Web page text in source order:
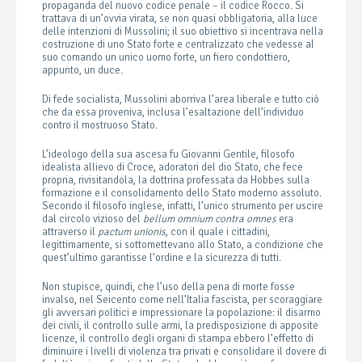
propaganda del nuovo codice penale – il codice Rocco. Si
trattava di un’ovvia virata, se non quasi obbligatoria, alla luce
delle intenzioni di Mussolini; il suo obiettivo si incentrava nella
costruzione di uno Stato forte e centralizzato che vedesse al
suo comando un unico uomo forte, un fiero condottiero,
appunto, un duce.
Di fede socialista, Mussolini aborriva l’area liberale e tutto ciò
che da essa proveniva, inclusa l’esaltazione dell’individuo
contro il mostruoso Stato.
L’ideologo della sua ascesa fu Giovanni Gentile, filosofo
idealista allievo di Croce, adoratori del dio Stato, che fece
propria, rivisitandola, la dottrina professata da Hobbes sulla
formazione e il consolidamento dello Stato moderno assoluto.
Secondo il filosofo inglese, infatti, l’unico strumento per uscire
dal circolo vizioso del bellum omnium contra omnes era
attraverso il pactum unionis, con il quale i cittadini,
legittimamente, si sottomettevano allo Stato, a condizione che
quest’ultimo garantisse l’ordine e la sicurezza di tutti.
Non stupisce, quindi, che l’uso della pena di morte fosse
invalso, nel Seicento come nell’Italia fascista, per scoraggiare
gli avversari politici e impressionare la popolazione: il disarmo
dei civili, il controllo sulle armi, la predisposizione di apposite
licenze, il controllo degli organi di stampa ebbero l’effetto di
diminuire i livelli di violenza tra privati e consolidare il dovere di